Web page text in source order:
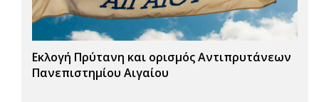
Εκλογή Πρύτανη και ορισμός Αντιπρυτάνεων
Πανεπιστημίου Αιγαίου